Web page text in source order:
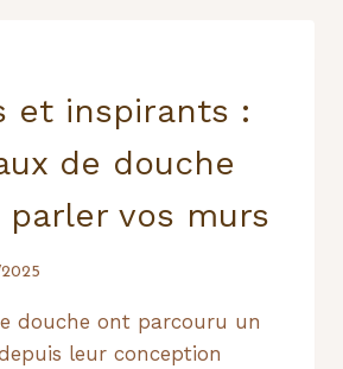
MAXIMISER
et inspirants :
de douche
vos murs
2025
douche ont parcouru un
leur conception